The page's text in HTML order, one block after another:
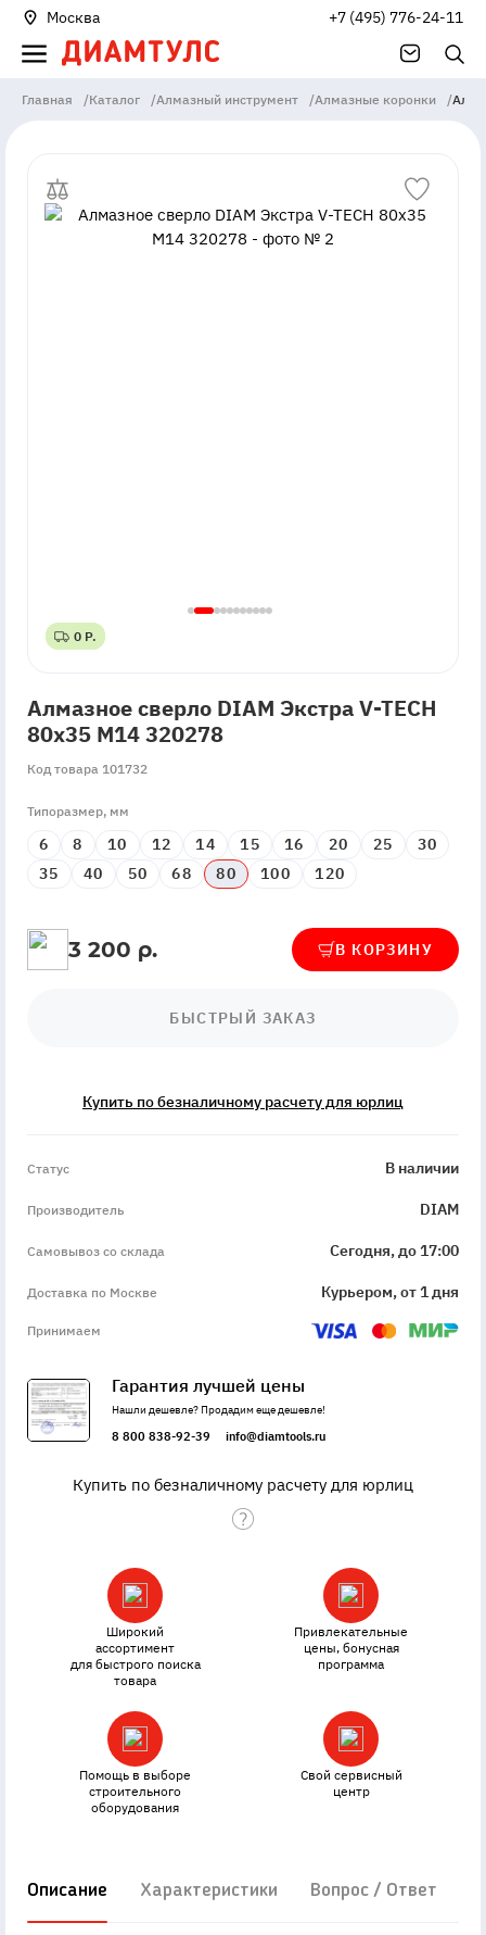
Москва +7 (495) 776-24-11
Главная /Каталог /Алмазный инструмент /Алмазные коронки /
0 Р.
0 Р.
Алмазное сверло DIAM Экстра V-TECH
80x35 М14 320278
Код товара 101732
Типоразмер, мм
6 8 10 12 14 15 16 20 25
30
35
40 50 68 80 100 120
3 200 р. В КОРЗИНУ
БЫСТРЫЙ ЗАКАЗ
Купить по безналичному расчету для юрлиц
Статус В наличии
Производитель DIAM
Самовывоз со склада Сегодня, до 17:00
Доставка по Москве Курьером, от 1 дня
Принимаем
Гарантия лучшей цены
Нашли дешевле? Продадим еще дешевле!
8 800 838-92-39 info@diamtools.ru
Купить по безналичному расчету для юрлиц
Широкий
ассортимент
для быстрого поиска
товара
Привлекательные
цены, бонусная
программа
Помощь в выборе
строительного
оборудования
Свой сервисный
центр
Описание Характеристики Вопрос / Ответ